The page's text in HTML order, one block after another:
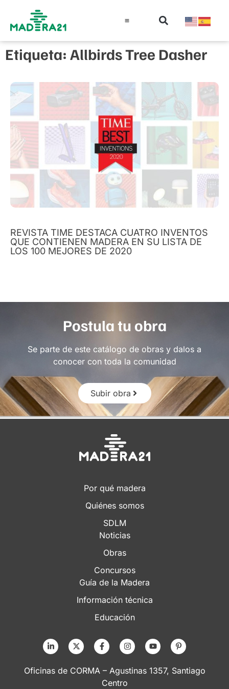
Etiqueta: Allbirds Tree Dasher
REVISTA TIME DESTACA CUATRO INVENTOS
QUE CONTIENEN MADERA EN SU LISTA DE
LOS 100 MEJORES DE 2020
Postula tu obra
Se parte de este catálogo de obras y dalos a
conocer con toda la comunidad
Subir obra
Por qué madera
Quiénes somos
SDLM
Noticias
Obras
Concursos
Guía de la Madera
Información técnica
Educación
Oficinas de CORMA – Agustinas 1357, Santiago
Centro